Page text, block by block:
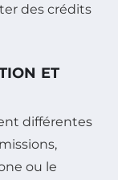
des crédits
ET
différentes
ou le